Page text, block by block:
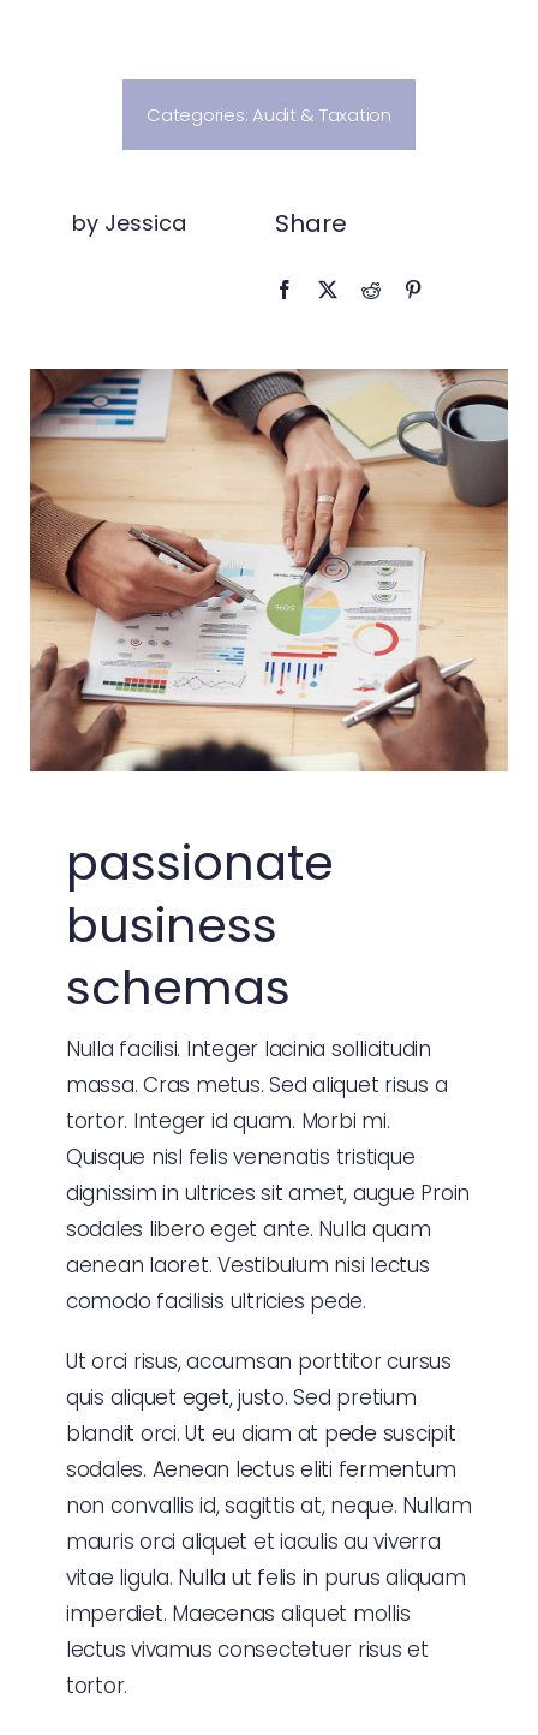
Categories:Audit & Taxation
by Jessica Share
passionate
business
schemas
Nulla facilisi. Integer lacinia sollicitudin
massa. Cras metus. Sed aliquet risus a
tortor. Integer id quam. Morbi mi.
Quisque nisl felis venenatis tristique
dignissim in ultrices sit amet, augue Proin
sodales libero eget ante. Nulla quam
aenean laoret. Vestibulum nisi lectus
comodo facilisis ultricies pede.
Ut orci risus, accumsan porttitor cursus
quis aliquet eget, justo. Sed pretium
blandit orci. Ut eu diam at pede suscipit
sodales. Aenean lectus eliti fermentum
non convallis id, sagittis at, neque. Nullam
mauris orci aliquet et iaculis au viverra
vitae ligula. Nulla ut felis in purus aliquam
imperdiet. Maecenas aliquet mollis
lectus vivamus consectetuer risus et
tortor.